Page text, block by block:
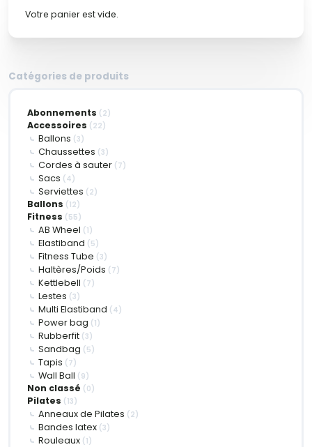
Votre panier est vide.
Catégories de produits
Abonnements (2)
Accessoires (22)
Ballons (3)
Chaussettes (3)
Cordes à sauter (7)
Sacs (4)
Serviettes (2)
Ballons (12)
Fitness (55)
AB Wheel (1)
Elastiband (5)
Fitness Tube (3)
Haltères/Poids (7)
Kettlebell (7)
Lestes (3)
Multi Elastiband (4)
Power bag (1)
Rubberfit (3)
Sandbag (5)
Tapis (7)
Wall Ball (9)
Non classé (0)
Pilates (13)
Anneaux de Pilates (2)
Bandes latex (3)
Rouleaux (1)